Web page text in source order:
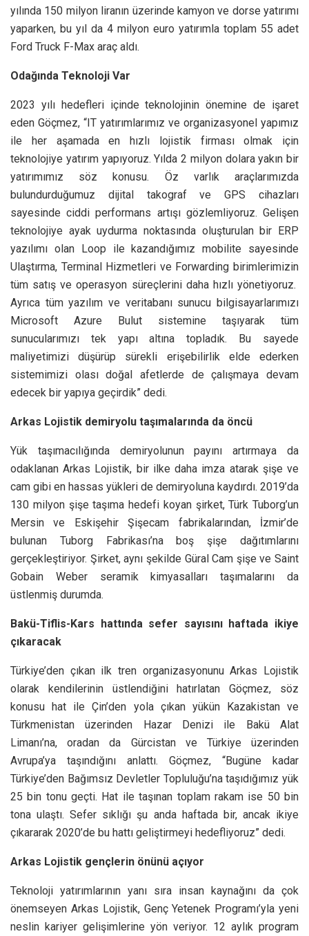
yılında 150 milyon liranın üzerinde kamyon ve dorse yatırımı
yaparken, bu yıl da 4 milyon euro yatırımla toplam 55 adet
Ford Truck F-Max araç aldı.
Odağında Teknoloji Var
2023 yılı hedefleri içinde teknolojinin önemine de işaret
eden Göçmez, “IT yatırımlarımız ve organizasyonel yapımız
ile her aşamada en hızlı lojistik firması olmak için
teknolojiye yatırım yapıyoruz. Yılda 2 milyon dolara yakın bir
yatırımımız söz konusu. Öz varlık araçlarımızda
bulundurduğumuz dijital takograf ve GPS cihazları
sayesinde ciddi performans artışı gözlemliyoruz. Gelişen
teknolojiye ayak uydurma noktasında oluşturulan bir ERP
yazılımı olan Loop ile kazandığımız mobilite sayesinde
Ulaştırma, Terminal Hizmetleri ve Forwarding birimlerimizin
tüm satış ve operasyon süreçlerini daha hızlı yönetiyoruz.
Ayrıca tüm yazılım ve veritabanı sunucu bilgisayarlarımızı
Microsoft Azure Bulut sistemine taşıyarak tüm
sunucularımızı tek yapı altına topladık. Bu sayede
maliyetimizi düşürüp sürekli erişebilirlik elde ederken
sistemimizi olası doğal afetlerde de çalışmaya devam
edecek bir yapıya geçirdik” dedi.
Arkas Lojistik demiryolu taşımalarında da öncü
Yük taşımacılığında demiryolunun payını artırmaya da
odaklanan Arkas Lojistik, bir ilke daha imza atarak şişe ve
cam gibi en hassas yükleri de demiryoluna kaydırdı. 2019’da
130 milyon şişe taşıma hedefi koyan şirket, Türk Tuborg’un
Mersin ve Eskişehir Şişecam fabrikalarından, İzmir’de
bulunan Tuborg Fabrikası’na boş şişe dağıtımlarını
gerçekleştiriyor. Şirket, aynı şekilde Güral Cam şişe ve Saint
Gobain Weber seramik kimyasalları taşımalarını da
üstlenmiş durumda.
Bakü-Tiflis-Kars hattında sefer sayısını haftada ikiye
çıkaracak
Türkiye’den çıkan ilk tren organizasyonunu Arkas Lojistik
olarak kendilerinin üstlendiğini hatırlatan Göçmez, söz
konusu hat ile Çin’den yola çıkan yükün Kazakistan ve
Türkmenistan üzerinden Hazar Denizi ile Bakü Alat
Limanı’na, oradan da Gürcistan ve Türkiye üzerinden
Avrupa’ya taşındığını anlattı. Göçmez, “Bugüne kadar
Türkiye’den Bağımsız Devletler Topluluğu’na taşıdığımız yük
25 bin tonu geçti. Hat ile taşınan toplam rakam ise 50 bin
tona ulaştı. Sefer sıklığı şu anda haftada bir, ancak ikiye
çıkararak 2020’de bu hattı geliştirmeyi hedefliyoruz” dedi.
Arkas Lojistik gençlerin önünü açıyor
Teknoloji yatırımlarının yanı sıra insan kaynağını da çok
önemseyen Arkas Lojistik, Genç Yetenek Programı’yla yeni
neslin kariyer gelişimlerine yön veriyor. 12 aylık program